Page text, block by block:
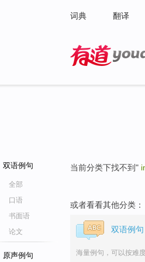
词典 翻译
双语例句
全部
口语
书面语
论文
原声例句
当前分类下找不到"
或者看看其他分类：
双语例句
海量例句，可以按难